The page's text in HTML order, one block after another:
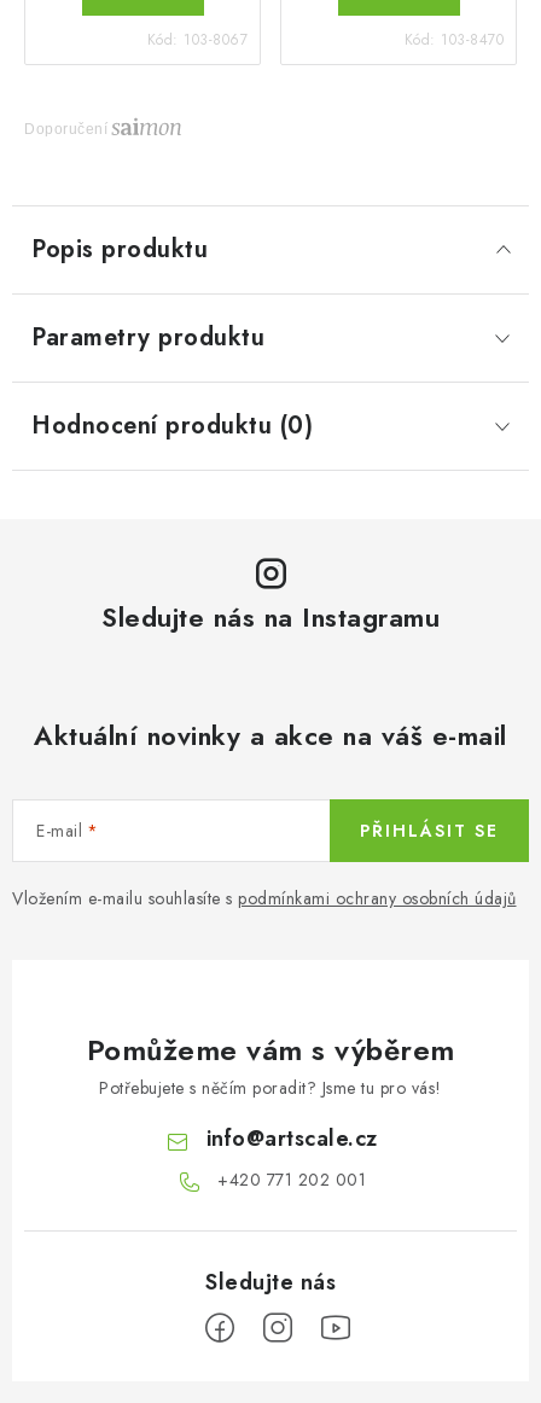
Kód: 103-8067 Kód: 103-8470
Doporučení
Popis produktu
Parametry produktu
Hodnocení produktu (0)
Sledujte nás na Instagramu
Aktuální novinky a akce na váš e-mail
E-mail
Vložením e-mailu souhlasíte s podmínkami ochrany osobních údajů
PŘIHLÁSIT SE
Pomůžeme vám s výběrem
Potřebujete s něčím poradit? Jsme tu pro vás!
info@artscale.cz
+420 771 202 001​